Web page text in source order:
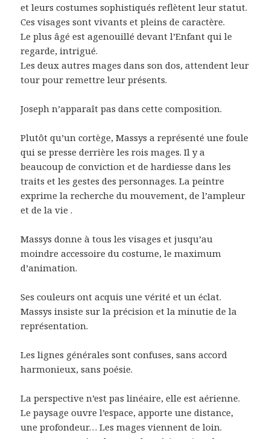
et leurs costumes sophistiqués reflètent leur statut.
Ces visages sont vivants et pleins de caractère.
Le plus âgé est agenouillé devant l’Enfant qui le
regarde, intrigué.
Les deux autres mages dans son dos, attendent leur
tour pour remettre leur présents.
Joseph n’apparaît pas dans cette composition.
Plutôt qu’un cortège, Massys a représenté une foule
qui se presse derrière les rois mages. Il y a
beaucoup de conviction et de hardiesse dans les
traits et les gestes des personnages. La peintre
exprime la recherche du mouvement, de l’ampleur
et de la vie .
Massys donne à tous les visages et jusqu’au
moindre accessoire du costume, le maximum
d’animation.
Ses couleurs ont acquis une vérité et un éclat.
Massys insiste sur la précision et la minutie de la
représentation.
Les lignes générales sont confuses, sans accord
harmonieux, sans poésie.
La perspective n’est pas linéaire, elle est aérienne.
Le paysage ouvre l’espace, apporte une distance,
une profondeur… Les mages viennent de loin.